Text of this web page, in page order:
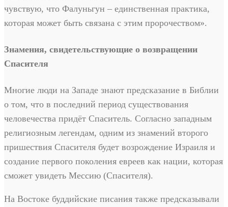
чувствую, что Фалуньгун – единственная практика,
которая может быть связана с этим пророчеством».
Знамения, свидетельствующие о возвращении
Спасителя
Многие люди на Западе знают предсказание в Библии
о том, что в последний период существования
человечества придёт Спаситель. Согласно западным
религиозным легендам, одним из знамений второго
пришествия Спасителя будет возрождение Израиля и
создание первого поколения евреев как нации, которая
сможет увидеть Мессию (Спасителя).
На Востоке буддийские писания также предсказывали